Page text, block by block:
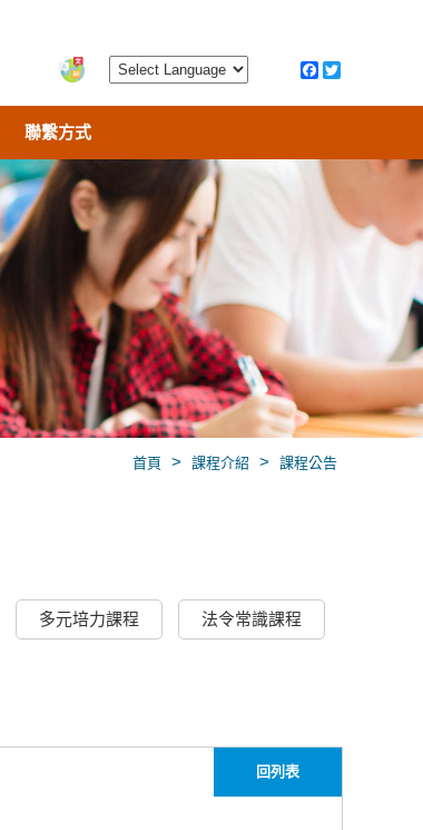
聯繫方式
首頁 > 課程介紹 > 課程公告
多元培力課程 法令常識課程
回列表